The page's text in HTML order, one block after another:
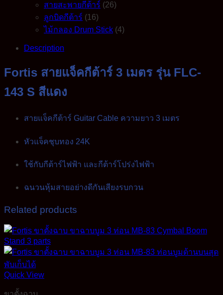
สายสะพายกีต้าร์ (26)
ลูกบิดกีต้าร์ (16)
ไม้กลอง Drum Stick (4)
Description
Fortis สายแจ็คกีต้าร์ 3 เมตร รุ่น FLC-
143 S สีแดง
สายแจ็คกีต้าร์ Guitar Cable ความยาว 3 เมตร
หัวแจ็คชุบทอง 24K
ใช้กับกีต้าร์ไฟฟ้า และกีต้าร์โปร่งไฟฟ้า
ฉนวนหุ้มสายอย่างดีกันเสียงรบกวน
Related products
Quick View